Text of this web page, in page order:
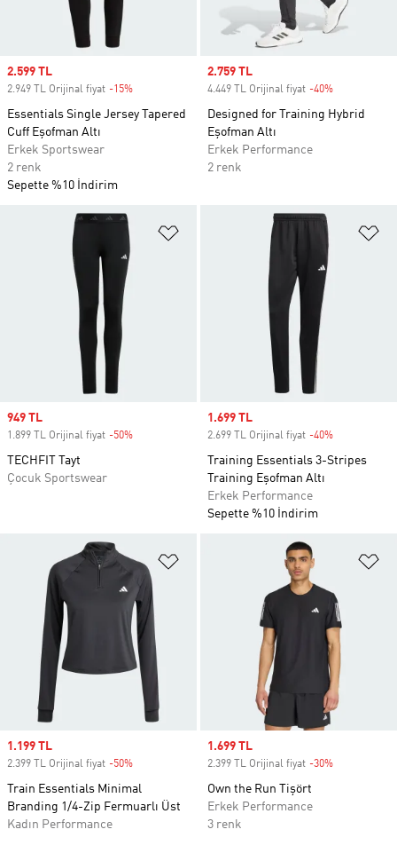
Sale price
2.599 TL
2.949 TL Orijinal fiyat -15%
Essentials Single Jersey Tapered
Cuff Eşofman Altı
Erkek Sportswear
2 renk
Sepette %10 İndirim
Sale price
2.759 TL
4.449 TL Orijinal fiyat -40%
Designed for Training Hybrid
Eşofman Altı
Erkek Performance
2 renk
Favori Listesine Ekle
Sale price
949 TL
1.899 TL Orijinal fiyat -50%
TECHFIT Tayt
Çocuk Sportswear
Sale price
1.699 TL
2.699 TL Orijinal fiyat -40%
Training Essentials 3-Stripes
Training Eşofman Altı
Erkek Performance
Sepette %10 İndirim
Favori Listesine Ekle
Sale price
1.199 TL
2.399 TL Orijinal fiyat -50%
Train Essentials Minimal
Branding 1/4-Zip Fermuarlı Üst
Kadın Performance
Sale price
1.699 TL
2.399 TL Orijinal fiyat -30%
Own the Run Tişört
Erkek Performance
3 renk